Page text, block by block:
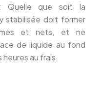
Quelle que soit la
stabilisée doit former
et nets, et ne
de liquide au fond
heures au frais.